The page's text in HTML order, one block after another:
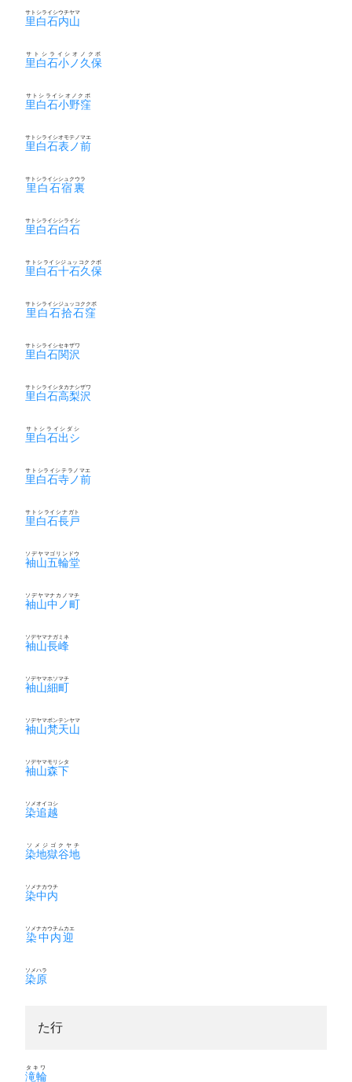
里白石内山
サトシライシウチヤマ
里白石小ノ久保
サトシライシオノクボ
里白石小野窪
サトシライシオノクボ
里白石表ノ前
サトシライシオモテノマエ
里白石宿裏
サトシライシシュクウラ
里白石白石
サトシライシシライシ
里白石十石久保
サトシライシジュッコククボ
里白石拾石窪
サトシライシジュッコククボ
里白石関沢
サトシライシセキザワ
里白石高梨沢
サトシライシタカナシザワ
里白石出シ
サトシライシダシ
里白石寺ノ前
サトシライシテラノマエ
里白石長戸
サトシライシナガト
袖山五輪堂
ソデヤマゴリンドウ
袖山中ノ町
ソデヤマナカノマチ
袖山長峰
ソデヤマナガミネ
袖山細町
ソデヤマホソマチ
袖山梵天山
ソデヤマボンテンヤマ
袖山森下
ソデヤマモリシタ
染追越
ソメオイコシ
染地獄谷地
ソメジゴクヤチ
染中内
ソメナカウチ
染中内迎
ソメナカウチムカエ
染原
ソメハラ
た行
滝輪
タキワ